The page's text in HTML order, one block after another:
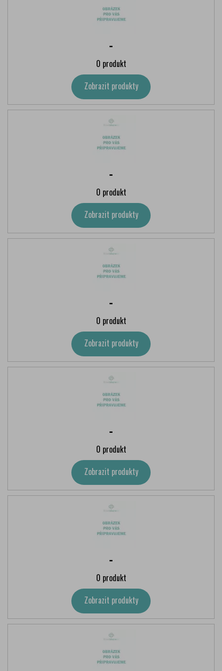
-
0 produkt
Zobrazit produkty
-
0 produkt
Zobrazit produkty
-
0 produkt
Zobrazit produkty
-
0 produkt
Zobrazit produkty
-
0 produkt
Zobrazit produkty